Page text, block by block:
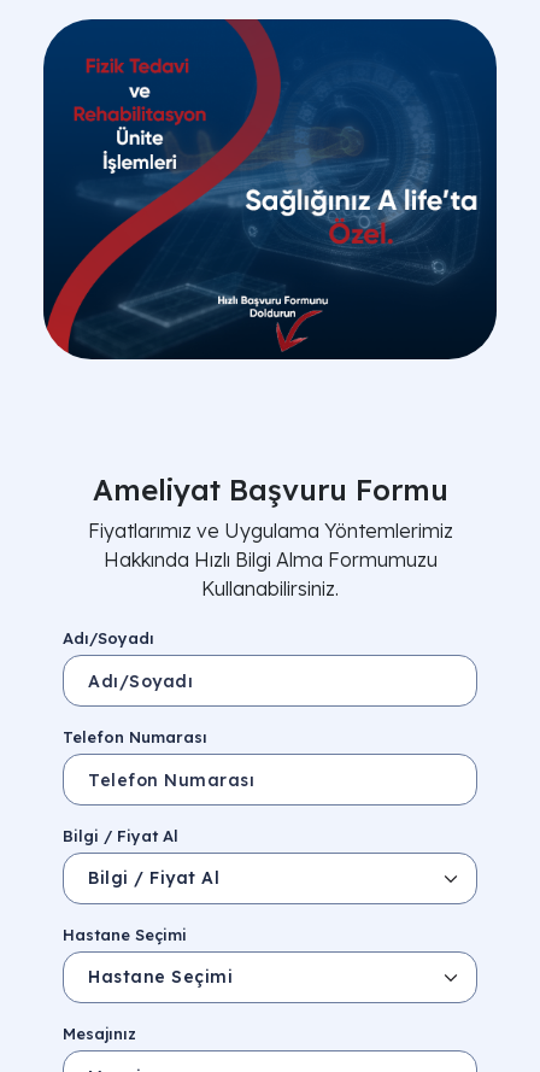
Ameliyat Başvuru Formu
Fiyatlarımız ve Uygulama Yöntemlerimiz
Hakkında Hızlı Bilgi Alma Formumuzu
Kullanabilirsiniz.
Adı/Soyadı
Telefon Numarası
Bilgi / Fiyat Al
Hastane Seçimi
Mesajınız